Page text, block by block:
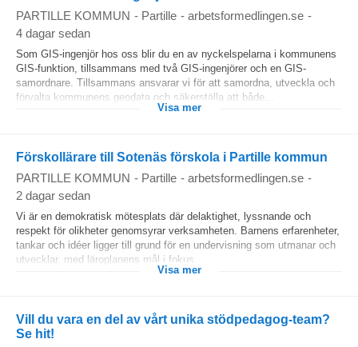
PARTILLE KOMMUN - Partille - arbetsformedlingen.se -
4 dagar sedan
Som GIS-ingenjör hos oss blir du en av nyckelspelarna i kommunens
GIS-funktion, tillsammans med två GIS-ingenjörer och en GIS-
samordnare. Tillsammans ansvarar vi för att samordna, utveckla och
förvalta kommunens geodata och säkerställa att både...
Visa mer
Förskollärare till Sotenäs förskola i Partille kommun
PARTILLE KOMMUN - Partille - arbetsformedlingen.se -
2 dagar sedan
Vi är en demokratisk mötesplats där delaktighet, lyssnande och
respekt för olikheter genomsyrar verksamheten. Barnens erfarenheter,
tankar och idéer ligger till grund för en undervisning som utmanar och
utvecklar, med läroplanens mål i fokus....
Visa mer
Vill du vara en del av vårt unika stödpedagog-team?
Se hit!